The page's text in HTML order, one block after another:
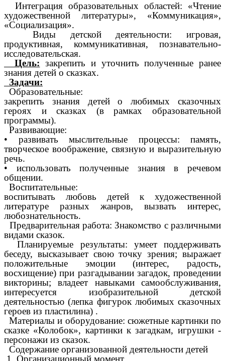
Интеграция образовательных областей: «Чтение
художественной литературы», «Коммуникация»,
«Социализация».
Виды детской деятельности: игровая,
продуктивная, коммуникативная, познавательно-
исследовательская.
Цель: закрепить и уточнить полученные ранее
знания детей о сказках.
Задачи:
Образовательные:
закрепить знания детей о любимых сказочных
героях и сказках (в рамках образовательной
программы).
Развивающие:
• развивать мыслительные процессы: память,
творческое воображение, связную и выразительную
речь.
• использовать полученные знания в речевом
общении.
Воспитательные:
воспитывать любовь детей к художественной
литературе разных жанров, вызвать интерес,
любознательность.
Предварительная работа: Знакомство с различными
видами сказок.
Планируемые результаты: умеет поддерживать
беседу, высказывает свою точку зрения; выражает
положительные эмоции (интерес, радость,
восхищение) при разгадывании загадок, проведении
викторины; владеет навыками самообслуживания,
интересуется изобразительной детской
деятельностью (лепка фигурок любимых сказочных
героев из пластилина) .
Материалы и оборудование: сюжетные картинки по
сказке «Колобок», картинки к загадкам, игрушки -
персонажи из сказок.
Содержание организованной деятельности детей